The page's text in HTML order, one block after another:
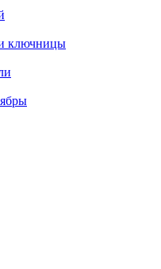
ключницы